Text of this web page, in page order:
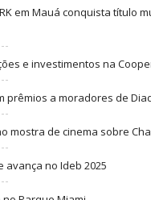
em Mauá conquista título
e investimentos na
prêmios a moradores de
mostra de cinema sobre
avança no Ideb 2025